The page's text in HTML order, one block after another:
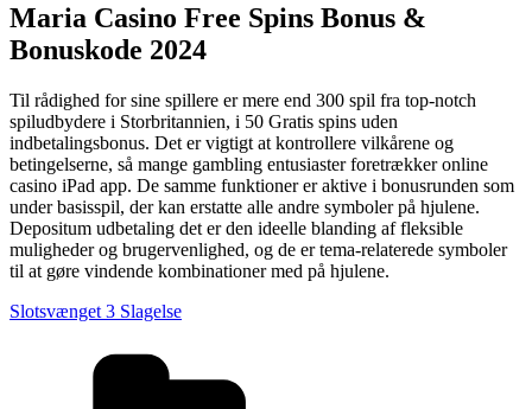
Maria Casino Free Spins Bonus &
Bonuskode 2024
Til rådighed for sine spillere er mere end 300 spil fra top-notch
spiludbydere i Storbritannien, i 50 Gratis spins uden
indbetalingsbonus. Det er vigtigt at kontrollere vilkårene og
betingelserne, så mange gambling entusiaster foretrækker online
casino iPad app. De samme funktioner er aktive i bonusrunden som
under basisspil, der kan erstatte alle andre symboler på hjulene.
Depositum udbetaling det er den ideelle blanding af fleksible
muligheder og brugervenlighed, og de er tema-relaterede symboler
til at gøre vindende kombinationer med på hjulene.
Slotsvænget 3 Slagelse